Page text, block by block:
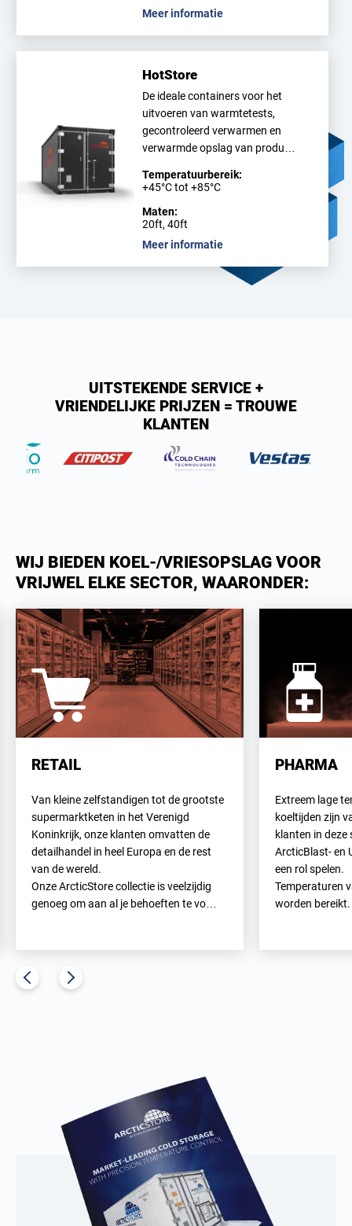
Meer informatie
HotStore
De ideale containers voor het
uitvoeren van warmtetests,
gecontroleerd verwarmen en
verwarmde opslag van produ…
Temperatuurbereik:
+45°C tot +85°C
Maten:
20ft, 40ft
Meer informatie
UITSTEKENDE SERVICE +
VRIENDELIJKE PRIJZEN = TROUWE
KLANTEN
WIJ BIEDEN KOEL-/VRIESOPSLAG VOOR
VRIJWEL ELKE SECTOR, WAARONDER:
RETAIL
Van kleine zelfstandigen tot de grootste
supermarktketen in het Verenigd
Koninkrijk, onze klanten omvatten de
detailhandel in heel Europa en de rest
van de wereld.
Onze ArcticStore collectie is veelzijdig
genoeg om aan al je behoeften te vo…
PHARMA
Extreem lage
koeltijden zijn
klanten in deze
ArcticBlast- en
een rol spelen.
Temperaturen
worden bereikt.